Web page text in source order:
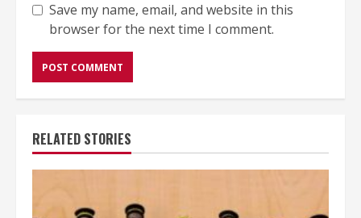
Save my name, email, and website in this
browser for the next time I comment.
RELATED STORIES